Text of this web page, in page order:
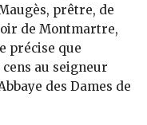
prêtre, de
de Montmartre,
précise que
au seigneur
des Dames de